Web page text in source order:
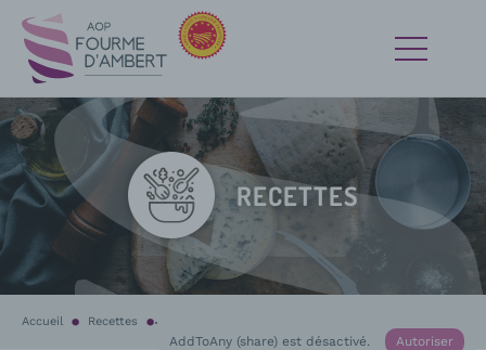
RECETTES
Accueil Recettes
AddToAny (share) est désactivé. Autoriser